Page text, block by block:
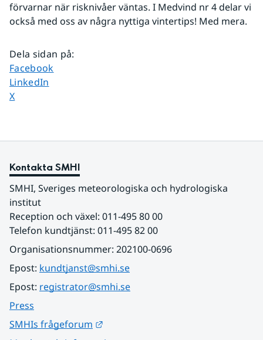
förvarnar när risknivåer väntas. I Medvind nr 4 delar vi
också med oss av några nyttiga vintertips! Med mera.
Dela sidan på:
Dela sidan på
Facebook
Dela sidan på
LinkedIn
Dela sidan på
X
Kontakta SMHI
SMHI, Sveriges meteorologiska och hydrologiska
institut
Reception och växel: 011-495 80 00
Telefon kundtjänst: 011-495 82 00
Organisationsnummer: 202100-0696
Epost: kundtjanst@smhi.se
Epost: registrator@smhi.se
Press
SMHIs frågeforum